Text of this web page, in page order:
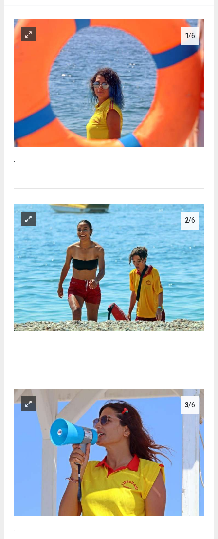
1/6
2/6
3/6